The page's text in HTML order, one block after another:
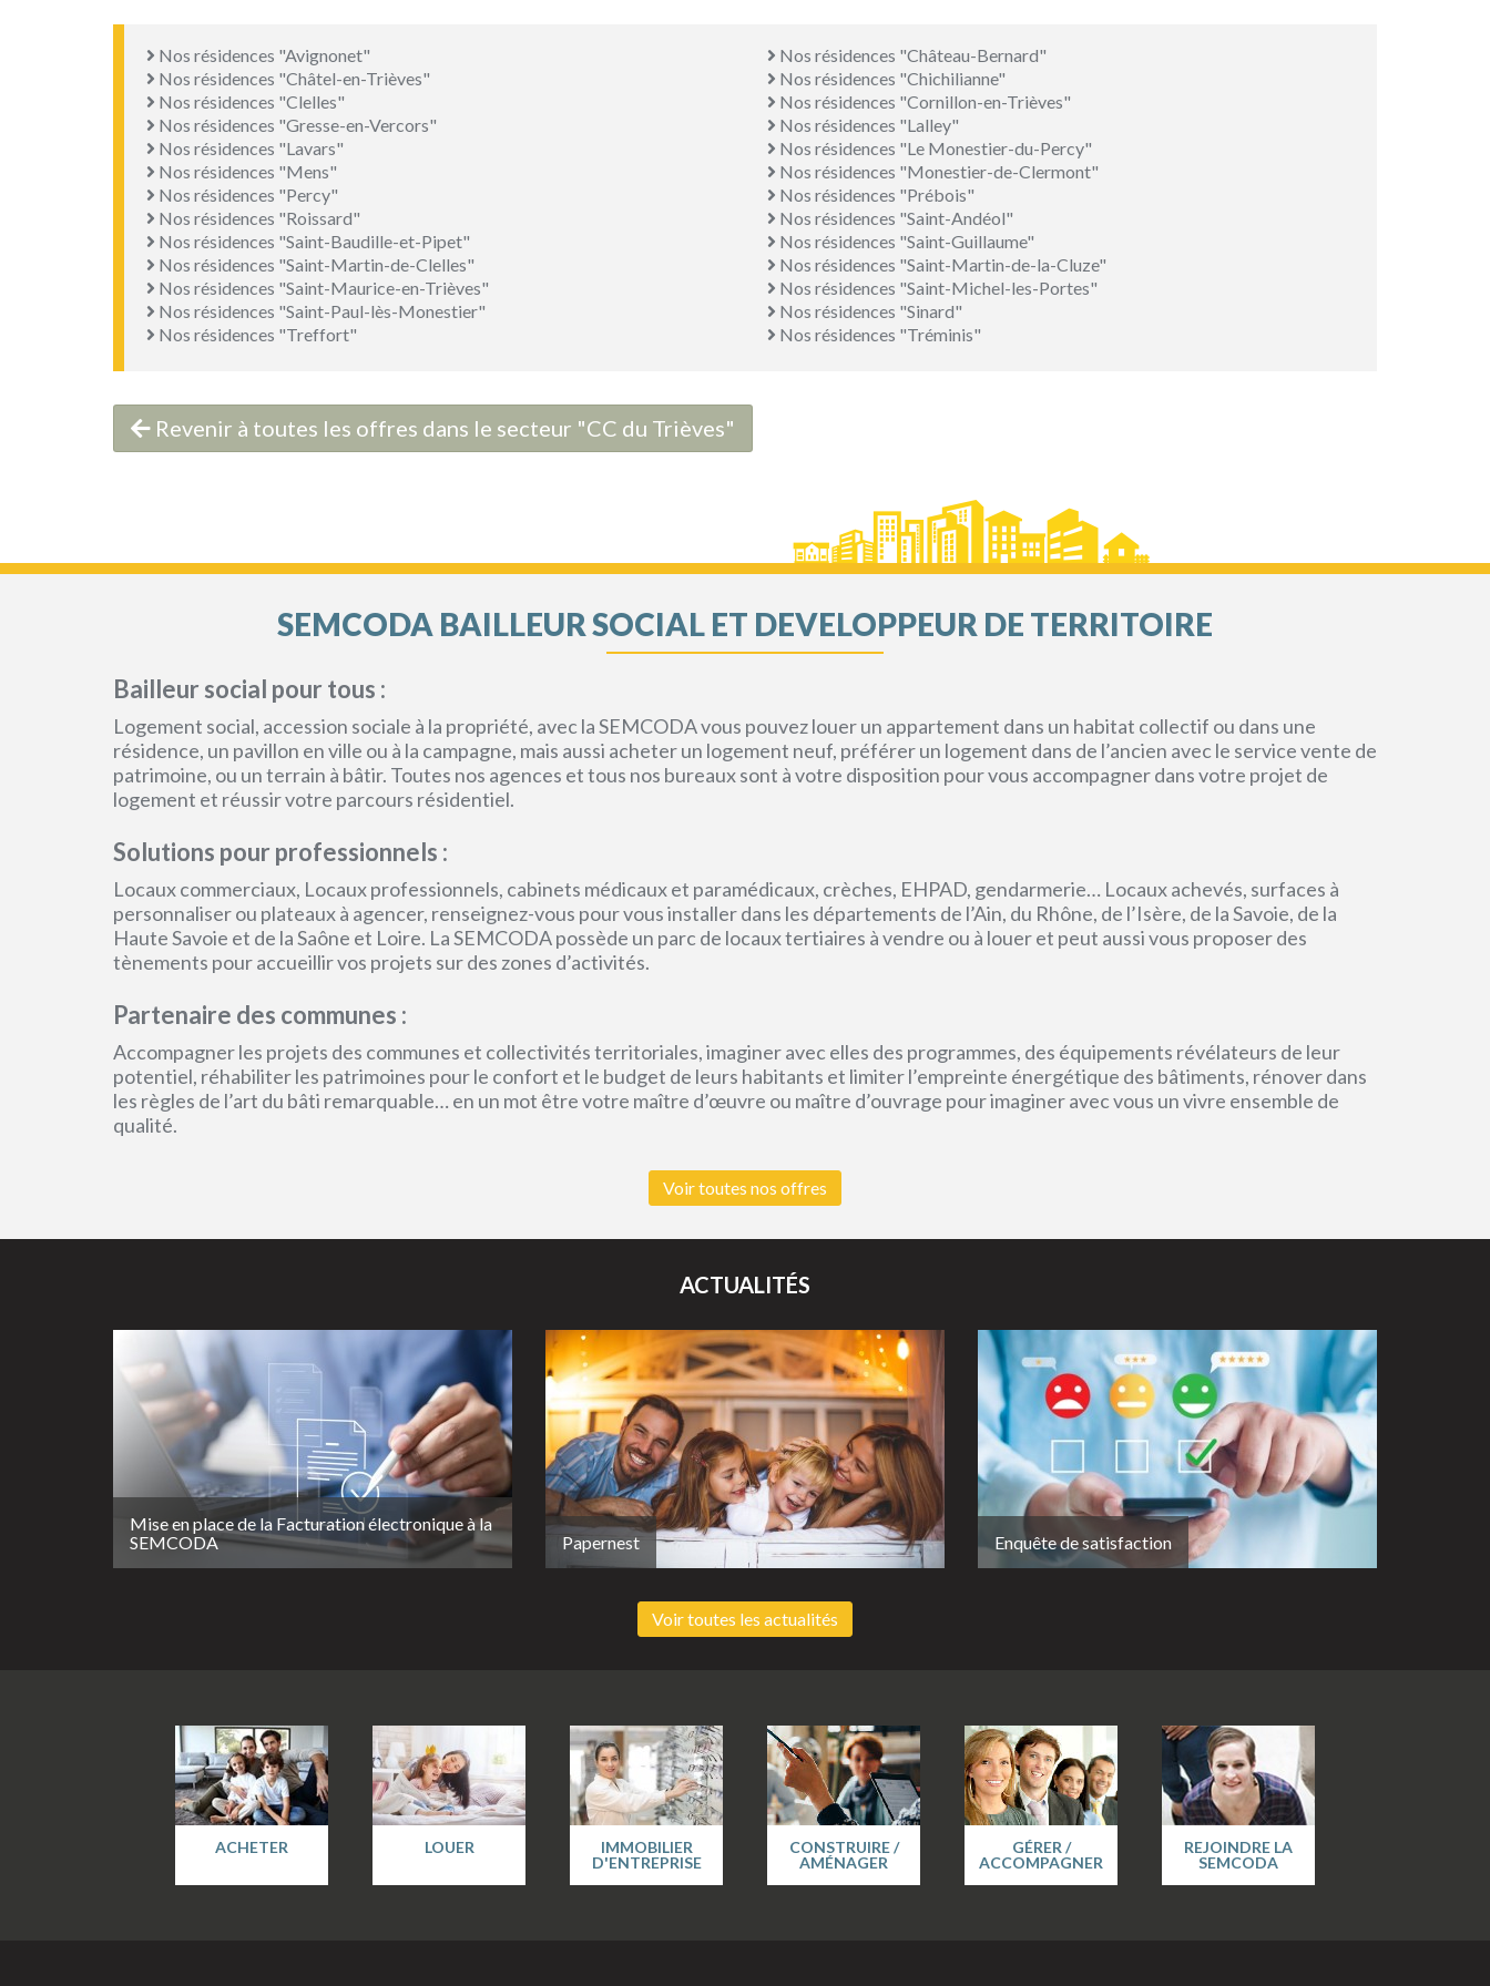
Nos résidences "Avignonet"
Nos résidences "Château-Bernard"
Nos résidences "Châtel-en-Trièves"
Nos résidences "Chichilianne"
Nos résidences "Clelles"
Nos résidences "Cornillon-en-Trièves"
Nos résidences "Gresse-en-Vercors"
Nos résidences "Lalley"
Nos résidences "Lavars"
Nos résidences "Le Monestier-du-Percy"
Nos résidences "Mens"
Nos résidences "Monestier-de-Clermont"
Nos résidences "Percy"
Nos résidences "Prébois"
Nos résidences "Roissard"
Nos résidences "Saint-Andéol"
Nos résidences "Saint-Baudille-et-Pipet"
Nos résidences "Saint-Guillaume"
Nos résidences "Saint-Martin-de-Clelles"
Nos résidences "Saint-Martin-de-la-Cluze"
Nos résidences "Saint-Maurice-en-Trièves"
Nos résidences "Saint-Michel-les-Portes"
Nos résidences "Saint-Paul-lès-Monestier"
Nos résidences "Sinard"
Nos résidences "Treffort"
Nos résidences "Tréminis"
Revenir à toutes les offres dans le secteur "CC du Trièves"
SEMCODA BAILLEUR SOCIAL ET DEVELOPPEUR DE TERRITOIRE
Bailleur social pour tous :
Logement social, accession sociale à la propriété, avec la SEMCODA vous pouvez louer un appartement dans un habitat collectif ou dans une
résidence, un pavillon en ville ou à la campagne, mais aussi acheter un logement neuf, préférer un logement dans de l’ancien avec le service vente de
patrimoine, ou un terrain à bâtir. Toutes nos agences et tous nos bureaux sont à votre disposition pour vous accompagner dans votre projet de
logement et réussir votre parcours résidentiel.
Solutions pour professionnels :
Locaux commerciaux, Locaux professionnels, cabinets médicaux et paramédicaux, crèches, EHPAD, gendarmerie… Locaux achevés, surfaces à
personnaliser ou plateaux à agencer, renseignez-vous pour vous installer dans les départements de l’Ain, du Rhône, de l’Isère, de la Savoie, de la
Haute Savoie et de la Saône et Loire. La SEMCODA possède un parc de locaux tertiaires à vendre ou à louer et peut aussi vous proposer des
tènements pour accueillir vos projets sur des zones d’activités.
Partenaire des communes :
Accompagner les projets des communes et collectivités territoriales, imaginer avec elles des programmes, des équipements révélateurs de leur
potentiel, réhabiliter les patrimoines pour le confort et le budget de leurs habitants et limiter l’empreinte énergétique des bâtiments, rénover dans
les règles de l’art du bâti remarquable… en un mot être votre maître d’œuvre ou maître d’ouvrage pour imaginer avec vous un vivre ensemble de
qualité.
Voir toutes nos offres
ACTUALITÉS
Mise en place de la Facturation électronique à la
SEMCODA
Papernest Enquête de satisfaction
Voir toutes les actualités
ACHETER LOUER
IMMOBILIER
D'ENTREPRISE
CONSTRUIRE /
AMÉNAGER
GÉRER /
ACCOMPAGNER
REJOINDRE LA
SEMCODA